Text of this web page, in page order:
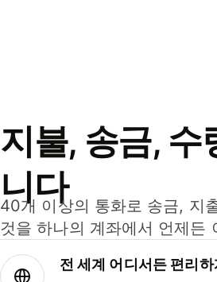
지불, 송금, 수
니다
40개 이상의 통화로 송금, 지
것을 하나의 계좌에서 언제든
전 세계 어디서든 편리